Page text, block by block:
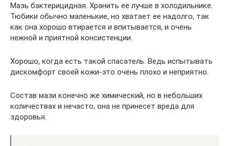
Мазь бактерицидная. Хранить ее лучше в холодильнике.
Тюбики обычно маленькие, но хватает ее надолго, так
как она хорошо втирается и впитывается, и очень
нежной и приятной консистенции.
Хорошо, когда есть такой спасатель. Ведь испытывать
дискомфорт своей кожи-это очень плохо и неприятно.
Состав мази конечно же химический, но в небольших
количествах и нечасто, она не принесет вреда для
здоровья.